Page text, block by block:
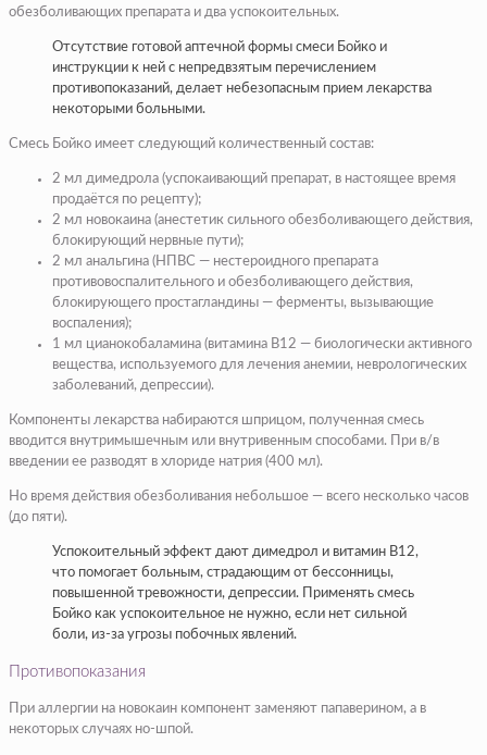
обезболивающих препарата и два успокоительных.
Отсутствие готовой аптечной формы смеси Бойко и
инструкции к ней с непредвзятым перечислением
противопоказаний, делает небезопасным прием лекарства
некоторыми больными.
Смесь Бойко имеет следующий количественный состав:
2 мл димедрола (успокаивающий препарат, в настоящее время
продаётся по рецепту);
2 мл новокаина (анестетик сильного обезболивающего действия,
блокирующий нервные пути);
2 мл анальгина (НПВС — нестероидного препарата
противовоспалительного и обезболивающего действия,
блокирующего простагландины — ферменты, вызывающие
воспаления);
1 мл цианокобаламина (витамина В12 — биологически активного
вещества, используемого для лечения анемии, неврологических
заболеваний, депрессии).
Компоненты лекарства набираются шприцом, полученная смесь
вводится внутримышечным или внутривенным способами. При в/в
введении ее разводят в хлориде натрия (400 мл).
Но время действия обезболивания небольшое — всего несколько часов
(до пяти).
Успокоительный эффект дают димедрол и витамин В12,
что помогает больным, страдающим от бессонницы,
повышенной тревожности, депрессии. Применять смесь
Бойко как успокоительное не нужно, если нет сильной
боли, из-за угрозы побочных явлений.
Противопоказания
При аллергии на новокаин компонент заменяют папаверином, а в
некоторых случаях но-шпой.